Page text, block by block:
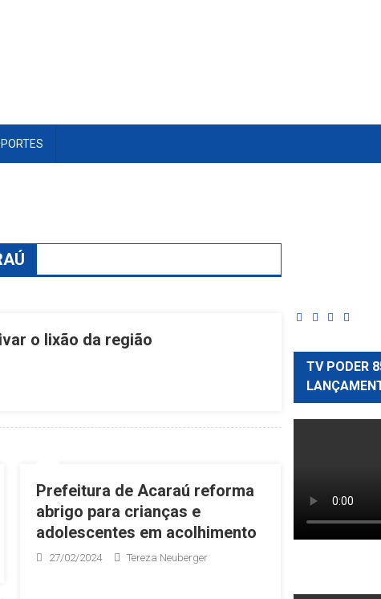
o lixão da região
Prefeitura de Acaraú reforma
abrigo para crianças e
adolescentes em acolhimento
27/02/2024 Tereza Neuberger
TV PODER